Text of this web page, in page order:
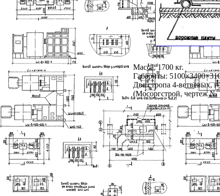
Масса: 1700 кг.
Габариты:
Два стропа 4-ветвевых,
(Мосоргстрой, чертеж №